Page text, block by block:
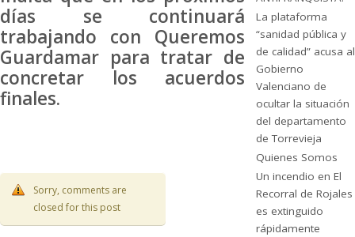
días se continuará
trabajando con Queremos
Guardamar para tratar de
concretar los acuerdos
finales.
Sorry, comments are
closed for this post
La plataforma
“sanidad pública y
de calidad” acusa al
Gobierno
Valenciano de
ocultar la situación
del departamento
de Torrevieja
Quienes Somos
Un incendio en El
Recorral de Rojales
es extinguido
rápidamente